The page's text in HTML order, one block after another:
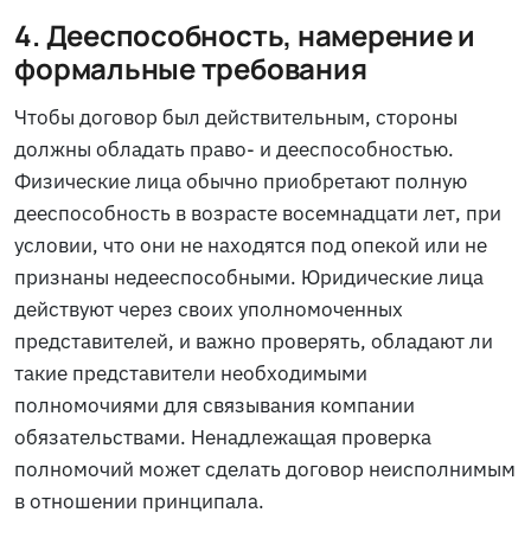
4. Дееспособность, намерение и
формальные требования
Чтобы договор был действительным, стороны
должны обладать право- и дееспособностью.
Физические лица обычно приобретают полную
дееспособность в возрасте восемнадцати лет, при
условии, что они не находятся под опекой или не
признаны недееспособными. Юридические лица
действуют через своих уполномоченных
представителей, и важно проверять, обладают ли
такие представители необходимыми
полномочиями для связывания компании
обязательствами. Ненадлежащая проверка
полномочий может сделать договор неисполнимым
в отношении принципала.